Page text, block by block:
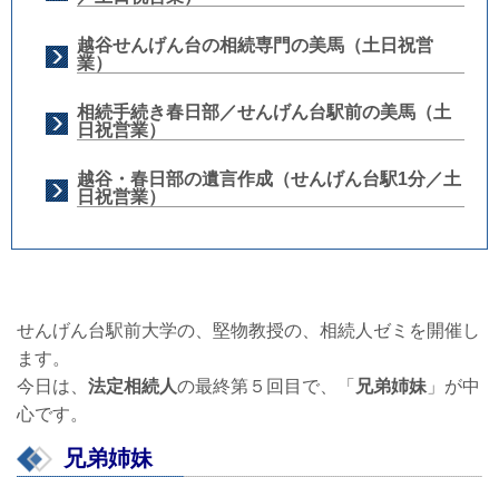
越谷せんげん台の相続専門の美馬（土日祝営
業）
相続手続き春日部／せんげん台駅前の美馬（土
日祝営業）
越谷・春日部の遺言作成（せんげん台駅1分／土
日祝営業）
せんげん台駅前大学の、堅物教授の、相続人ゼミを開催し
ます。
今日は、 法定相続人の最終第５回目で、「 兄弟姉妹」が中
心です。
兄弟姉妹